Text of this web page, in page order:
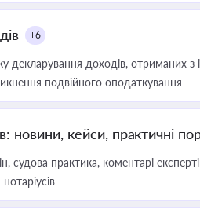
+6
декларування доходів, отриманих
подвійного оподаткування
новини, кейси, практичні
судова практика, коментарі